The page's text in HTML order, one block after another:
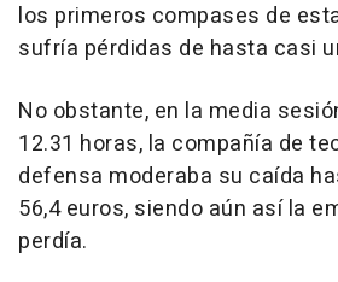
los primeros compases de
sufría pérdidas de hasta casi
No obstante, en la media
12.31 horas, la compañía de
defensa moderaba su caída
56,4 euros, siendo aún así la
perdía.